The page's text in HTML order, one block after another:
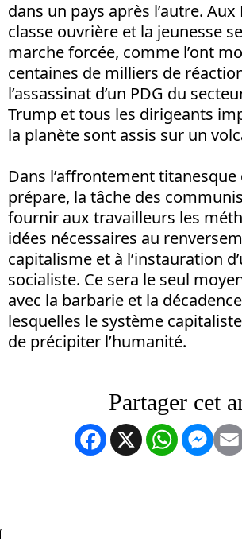
dans un pays après l’autre. Aux
classe ouvrière et la jeunesse
marche forcée, comme l’ont
centaines de milliers de
l’assassinat d’un PDG du
Trump et tous les dirigeants
la planète sont assis sur un
Dans l’affrontement titanesque
prépare, la tâche des
fournir aux travailleurs les
idées nécessaires au
capitalisme et à l’instauration
socialiste. Ce sera le seul
avec la barbarie et la
lesquelles le système
de précipiter l’humanité.
Facebook
X